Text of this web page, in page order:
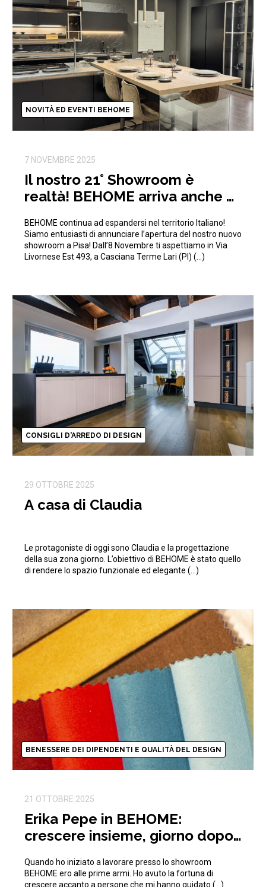
NOVITÀ ED EVENTI BEHOME
7 NOVEMBRE 2025
Il nostro 21° Showroom è
realtà! BEHOME arriva anche a
BEHOME continua ad espandersi nel territorio Italiano!
Siamo entusiasti di annunciare l’apertura del nostro nuovo
showroom a Pisa! Dall’8 Novembre ti aspettiamo in Via
Livornese Est 493, a Casciana Terme Lari (PI) (…)
CONSIGLI D'ARREDO DI DESIGN
29 OTTOBRE 2025
A casa di Claudia
Le protagoniste di oggi sono Claudia e la progettazione
della sua zona giorno. L’obiettivo di BEHOME è stato quello
di rendere lo spazio funzionale ed elegante (…)
BENESSERE DEI DIPENDENTI E QUALITÀ DEL DESIGN
21 OTTOBRE 2025
Erika Pepe in BEHOME:
crescere insieme, giorno dopo
Quando ho iniziato a lavorare presso lo showroom
BEHOME ero alle prime armi. Ho avuto la fortuna di
crescere accanto a persone che mi hanno guidato (…)